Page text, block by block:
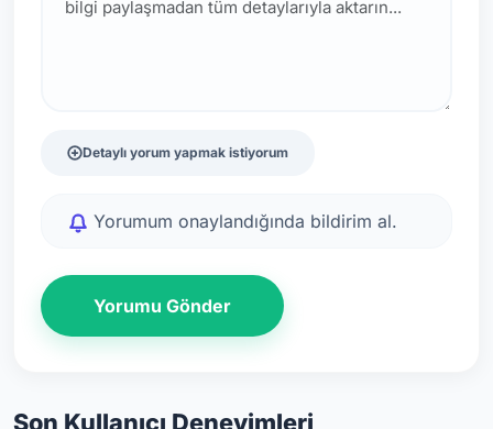
Detaylı yorum yapmak istiyorum
Yorumum onaylandığında bildirim al.
Yorumu Gönder
Son Kullanıcı Deneyimleri